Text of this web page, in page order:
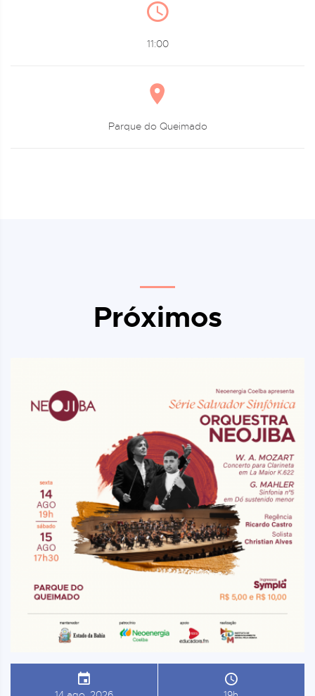
11:00
Parque do Queimado
Próximos